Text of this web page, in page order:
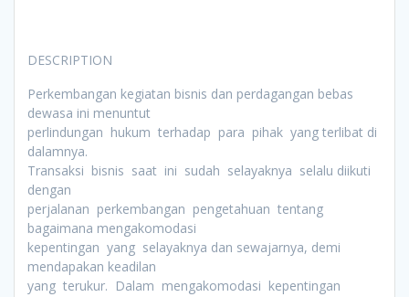
DESCRIPTION
Perkembangan kegiatan bisnis dan perdagangan bebas
dewasa ini menuntut
perlindungan hukum terhadap para pihak yang terlibat di
dalamnya.
Transaksi bisnis saat ini sudah selayaknya selalu diikuti
dengan
perjalanan perkembangan pengetahuan tentang
bagaimana mengakomodasi
kepentingan yang selayaknya dan sewajarnya, demi
mendapakan keadilan
yang terukur. Dalam mengakomodasi kepentingan